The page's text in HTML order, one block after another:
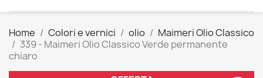
Home Colori e vernici olio
Maimeri Olio Classico
339 - Maimeri Olio Classico Verde permanente
chiaro